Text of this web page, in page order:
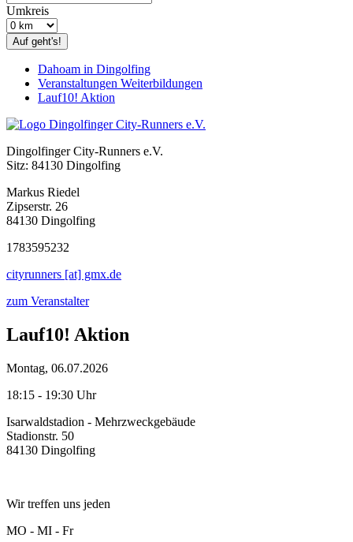
Umkreis
Auf geht's!
Dahoam in Dingolfing
Veranstaltungen Weiterbildungen
Lauf10! Aktion
Dingolfinger City-Runners e.V.
Sitz: 84130 Dingolfing
Markus Riedel
Zipserstr. 26
84130 Dingolfing
1783595232
cityrunners [at] gmx.de
zum Veranstalter
Lauf10! Aktion
Montag, 06.07.2026
18:15 - 19:30 Uhr
Isarwaldstadion - Mehrzweckgebäude
Stadionstr. 50
84130 Dingolfing
Wir treffen uns jeden
MO - MI - Fr